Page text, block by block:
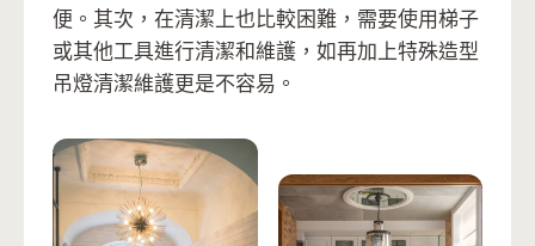
便。其次，在清潔上也比較困難，需要使用梯子
或其他工具進行清潔和維護，如再加上特殊造型
吊燈清潔維護更是不容易。